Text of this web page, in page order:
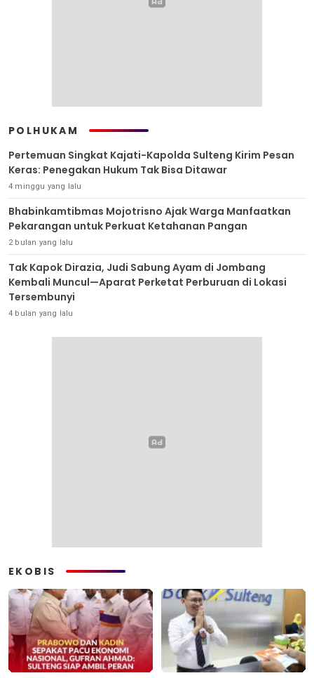
POLHUKAM
Pertemuan Singkat Kajati-Kapolda Sulteng Kirim Pesan
Keras: Penegakan Hukum Tak Bisa Ditawar
4 minggu yang lalu
Bhabinkamtibmas Mojotrisno Ajak Warga Manfaatkan
Pekarangan untuk Perkuat Ketahanan Pangan
2 bulan yang lalu
Tak Kapok Dirazia, Judi Sabung Ayam di Jombang
Kembali Muncul—Aparat Perketat Perburuan di Lokasi
Tersembunyi
4 bulan yang lalu
EKOBIS